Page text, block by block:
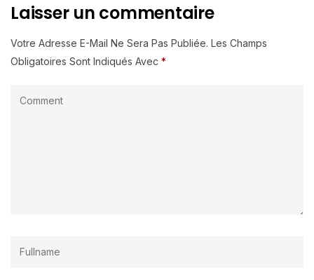
Laisser un commentaire
Votre Adresse E-Mail Ne Sera Pas Publiée. Les Champs
Obligatoires Sont Indiqués Avec *